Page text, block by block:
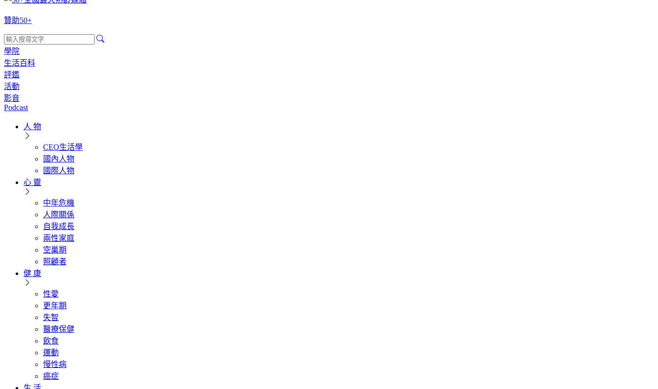
贊助50+
學院
生活百科
評鑑
活動
影音
Podcast
人 物
CEO生活學
國內人物
國際人物
心 靈
中年危機
人際關係
自我成長
兩性家庭
空巢期
照顧者
健 康
性愛
更年期
失智
醫療保健
飲食
運動
慢性病
癌症